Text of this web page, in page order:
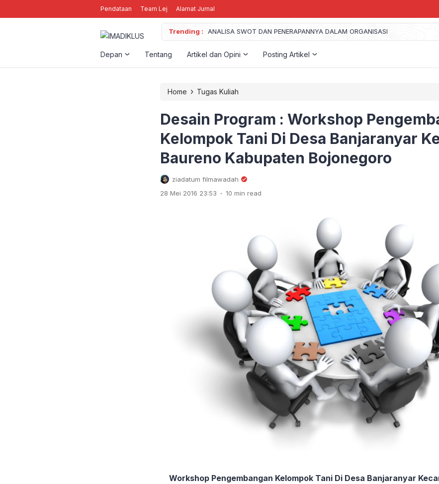
Pendataan Team Lej Alamat Jurnal
Trending :
ANALISA SWOT DAN PENERAPANNYA DALAM ORGANISASI
Keanekaragaman Kebudayaan di Indonesia
Penyebab Anak- anak Putus Sekolah dan Cara Penanggulanganya
Depan Tentang Artikel dan Opini Posting Artikel
Home › Tugas Kuliah
Desain Program : Workshop
Kelompok Tani Di Desa Banjaranyar
Baureno Kabupaten Bojonegoro
ziadatum filmawadah
28 Mei 2016 23:53 . 10 min read
Workshop Pengembangan Kelompok Tani Di Desa Banjaranyar